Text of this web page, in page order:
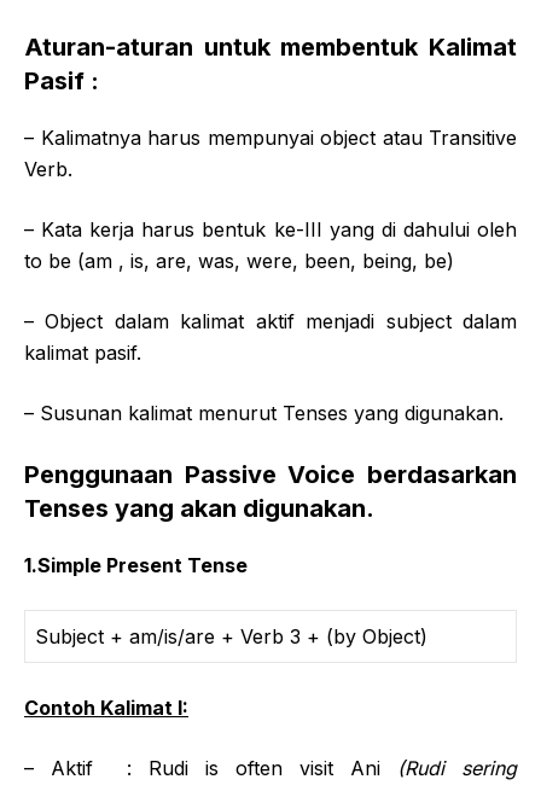
Aturan-aturan untuk membentuk Kalimat
Pasif :
– Kalimatnya harus mempunyai object atau Transitive
Verb.
– Kata kerja harus bentuk ke-III yang di dahului oleh
to be (am , is, are, was, were, been, being, be)
– Object dalam kalimat aktif menjadi subject dalam
kalimat pasif.
– Susunan kalimat menurut Tenses yang digunakan.
Penggunaan Passive Voice berdasarkan
Tenses yang akan digunakan.
1.Simple Present Tense
Subject + am/is/are + Verb 3 + (by Object)
Contoh Kalimat I:
– Aktif : Rudi is often visit Ani (Rudi sering